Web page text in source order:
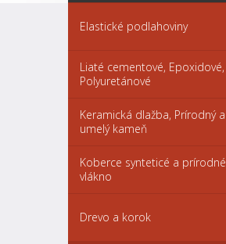
Elastické podlahoviny
Liaté cementové, Epoxidové,
Polyuretánové
Keramická dlažba, Prírodný a
umelý kameň
Koberce synteticé a prírodné
vlákno
Drevo a korok